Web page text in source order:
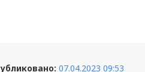
07.04.2023 09:53